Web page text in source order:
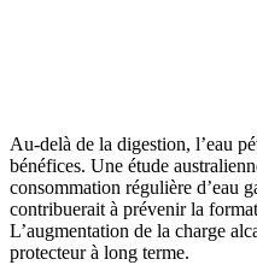
Au-delà de la digestion, l’eau
bénéfices. Une étude
consommation régulière d’eau
contribuerait à prévenir la
L’augmentation de la charge
protecteur à long terme.